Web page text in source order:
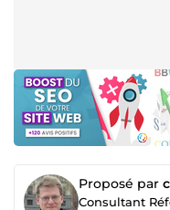
Proposé par